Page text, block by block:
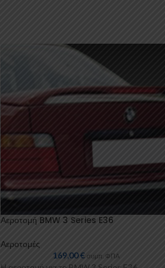
Αεροτομή BMW 3 Series E36
Αεροτομές
169,00€ συμπ. ΦΠΑ